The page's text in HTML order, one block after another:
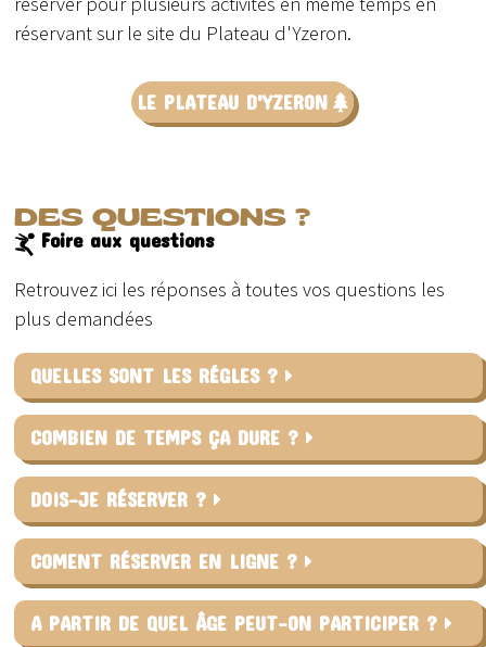
réservant sur le site du Plateau d'Yzeron.
LE PLATEAU D'YZERON
DES QUESTIONS ?
Foire aux questions
Retrouvez ici les réponses à toutes vos questions les
plus demandées
QUELLES SONT LES RÉGLES ?
COMBIEN DE TEMPS ÇA DURE ?
DOIS-JE RÉSERVER ?
COMENT RÉSERVER EN LIGNE ?
A PARTIR DE QUEL ÂGE PEUT-ON PARTICIPER ?